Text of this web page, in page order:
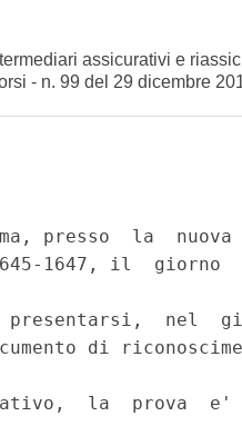
assicurativi e
- n. 99 del 29 dicembre